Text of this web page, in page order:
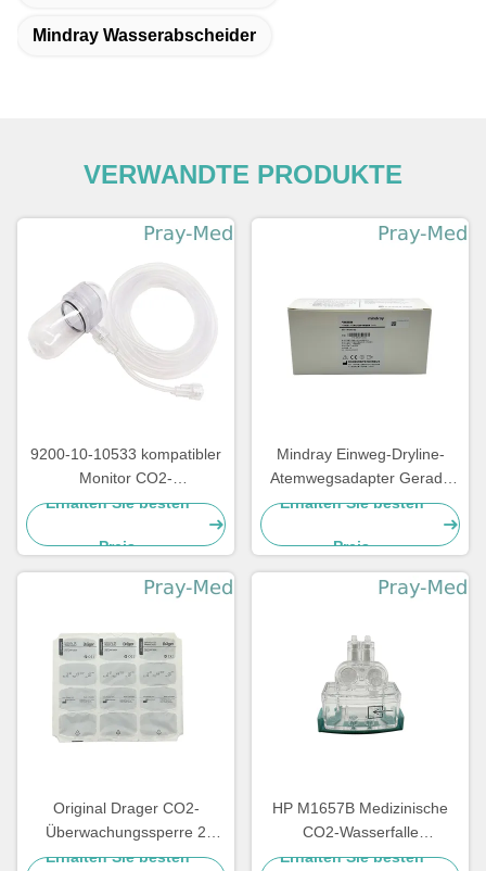
Mindray Wasserabscheider
VERWANDTE PRODUKTE
9200-10-10533 kompatibler
Monitor CO2-
Wasserabscheider Mindray
Erhalten Sie besten
Preis
Mindray Einweg-Dryline-
Atemwegsadapter Gerade
für Erwachsene Kinder
Neugeborene 60-14100-00
Erhalten Sie besten
Preis
Original Drager CO2-
Überwachungssperre 2
6872020
Erhalten Sie besten
HP M1657B Medizinische
CO2-Wasserfalle
Transparent Erwachsener
Erhalten Sie besten